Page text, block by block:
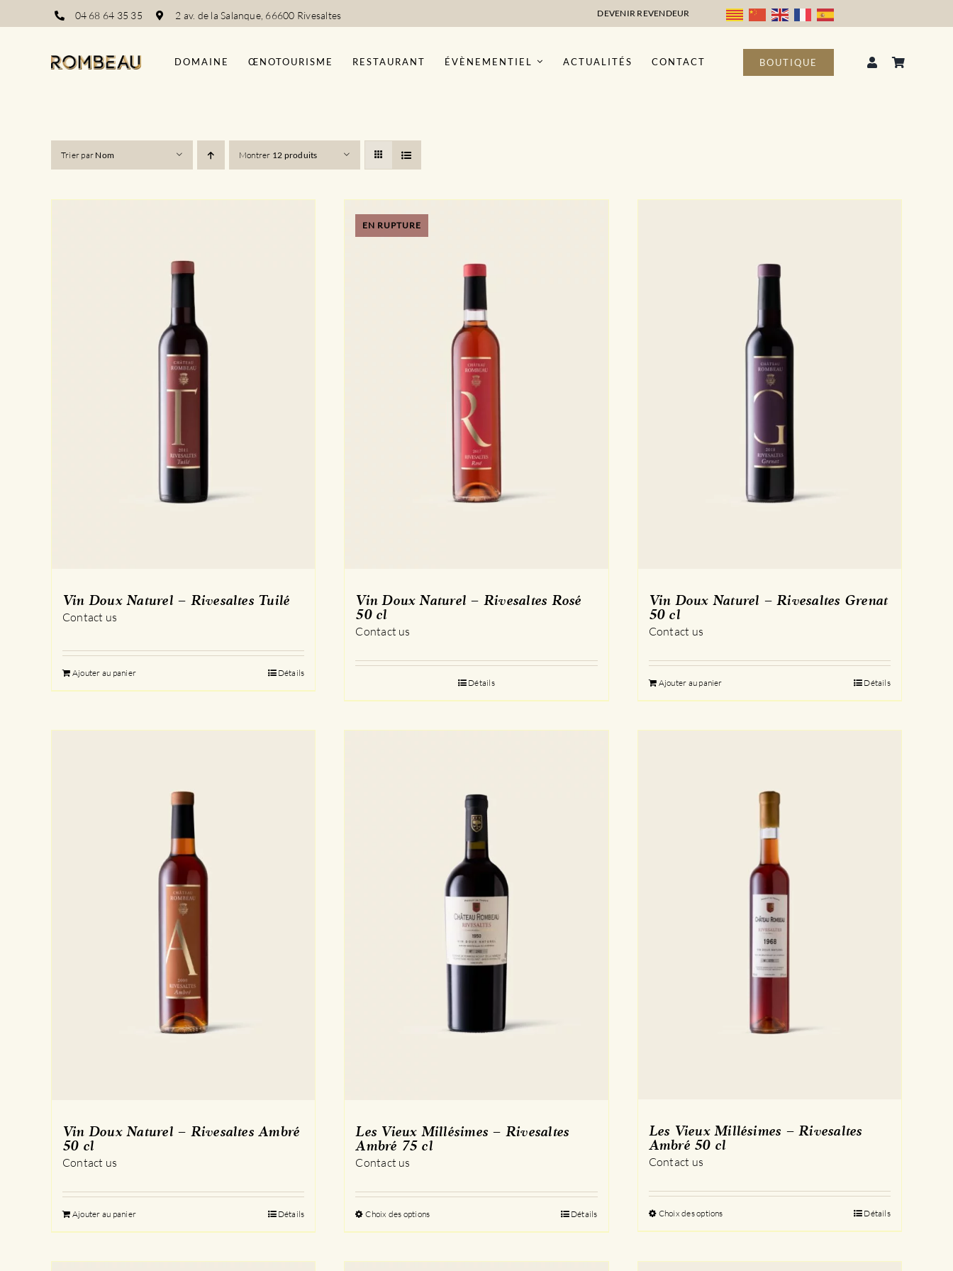
au
04 68 64 35 35 2 av. de la Salanque, 66600 Rivesaltes DEVENIR REVENDEUR
DOMAINE ŒNOTOURISME RESTAURANT ÉVÈNEMENTIEL ACTUALITÉS CONTACT BOUTIQUE
Trier par Nom Montrer 12 produits
Vin Doux Naturel – Rivesaltes Tuilé
Contact us
Ajouter au panier Détails
EN RUPTURE
Vin Doux Naturel – Rivesaltes Rosé
50 cl
Contact us
Détails
Vin Doux Naturel – Rivesaltes Grenat
50 cl
Contact us
Ajouter au panier Détails
Vin Doux Naturel – Rivesaltes Ambré
50 cl
Contact us
Ajouter au panier Détails
Les Vieux Millésimes – Rivesaltes
Ambré 75 cl
Contact us
Choix des optionsCe
produit
Détails
Les Vieux Millésimes – Rivesaltes
Ambré 50 cl
Contact us
Choix des optionsCe
produit
plusieurs
Détails